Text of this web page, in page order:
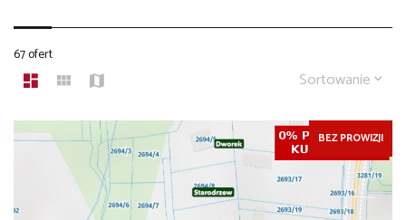
67 ofert
Sortowanie
BEZ PROWIZJI